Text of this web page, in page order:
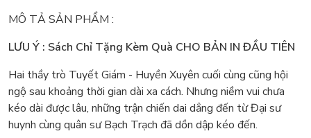
MÔ TẢ SẢN PHẨM :
LƯU Ý : Sách Chỉ Tặng Kèm Quà CHO BẢN IN ĐẦU TIÊN
Hai thầy trò Tuyết Giám - Huyền Xuyên cuối cùng cũng hội
ngộ sau khoảng thời gian dài xa cách. Nhưng niềm vui chưa
kéo dài được lâu, những trận chiến dai dẳng đến từ Đại sư
huynh cùng quân sư Bạch Trạch đã dồn dập kéo đến.